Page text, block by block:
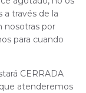
a través de la
nosotras por
para cuando
CERRADA
atenderemos